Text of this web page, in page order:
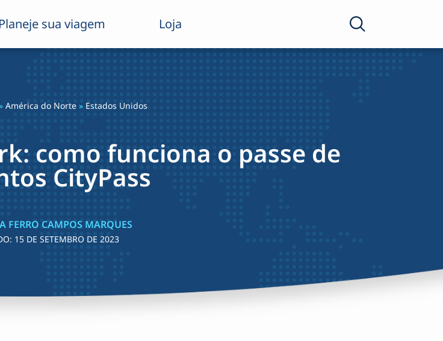
Planeje sua viagem Loja
América do Norte» Estados Unidos
como funciona o passe de
CityPass
FERRO CAMPOS MARQUES
15 DE SETEMBRO DE 2023